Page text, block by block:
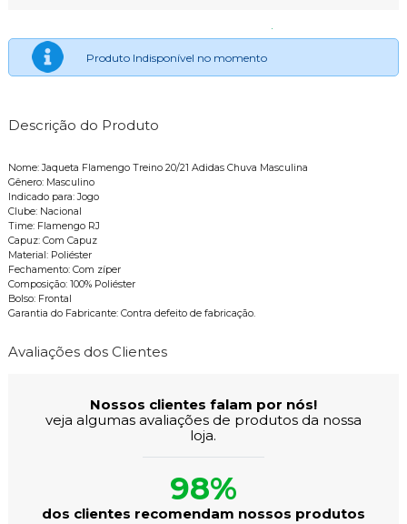
Produto Indisponível no momento
Descrição do Produto
Nome: Jaqueta Flamengo Treino 20/21 Adidas Chuva Masculina
Gênero: Masculino
Indicado para: Jogo
Clube: Nacional
Time: Flamengo RJ
Capuz: Com Capuz
Material: Poliéster
Fechamento: Com zíper
Composição: 100% Poliéster
Bolso: Frontal
Garantia do Fabricante: Contra defeito de fabricação.
Avaliações dos Clientes
Nossos clientes falam por nós!
veja algumas avaliações de produtos da nossa
loja.
98%
dos clientes recomendam nossos produtos